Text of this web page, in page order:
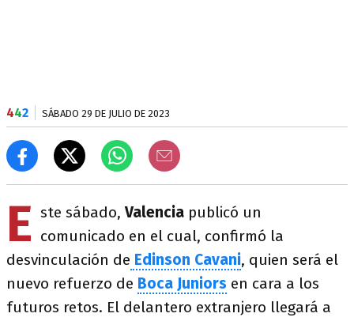
442 SÁBADO 29 DE JULIO DE 2023
E ste sábado,Valencia publicó un
comunicado en el cual, confirmó la
desvinculación de Edinson Cavani, quien será el
nuevo refuerzo de Boca Juniors en cara a los
futuros retos. El delantero extranjero llegará a